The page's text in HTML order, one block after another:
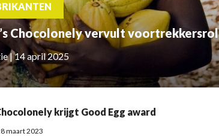
Chocolonely vervult voortrekkersrol
| 14 april 2025
krijgt Good Egg award
maart 2023